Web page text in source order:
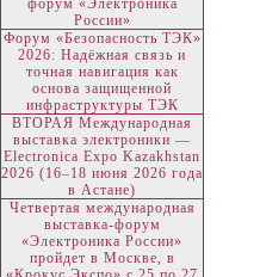
форум «Электроника
России»
Форум «Безопасность ТЭК»
2026: Надёжная связь и
точная навигация как
основа защищенной
инфраструктуры ТЭК
ВТОРАЯ Международная
выставка электроники —
Electronica Expo Kazakhstan
2026 (16–18 июня 2026 года
в Астане)
Четвертая международная
выставка-форум
«Электроника России»
пройдет в Москве, в